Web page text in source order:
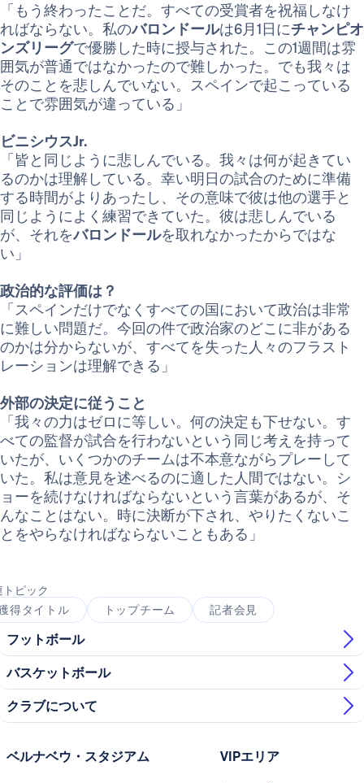
「もう終わったことだ。すべての受賞者を祝福しなけ
ればならない。私のバロンドールは6月1日にチャンピオ
ンズリーグで優勝した時に授与された。この1週間は雰
囲気が普通ではなかったので難しかった。でも我々は
そのことを悲しんでいない。スペインで起こっている
ことで雰囲気が違っている」
ビニシウスJr.
「皆と同じように悲しんでいる。我々は何が起きてい
るのかは理解している。幸い明日の試合のために準備
する時間がよりあったし、その意味で彼は他の選手と
同じようによく練習できていた。彼は悲しんでいる
が、それをバロンドールを取れなかったからではな
い」
政治的な評価は？
「スペインだけでなくすべての国において政治は非常
に難しい問題だ。今回の件で政治家のどこに非がある
のかは分からないが、すべてを失った人々のフラスト
レーションは理解できる」
外部の決定に従うこと
「我々の力はゼロに等しい。何の決定も下せない。す
べての監督が試合を行わないという同じ考えを持って
いたが、いくつかのチームは不本意ながらプレーして
いた。私は意見を述べるのに適した人間ではない。シ
ョーを続けなければならないという言葉があるが、そ
んなことはない。時に決断が下され、やりたくないこ
とをやらなければならないこともある」
トピック
得タイトル
トップチーム 記者会見
フットボール
バスケットボール
クラブについて
ベルナベウ・スタジアム VIPエリア